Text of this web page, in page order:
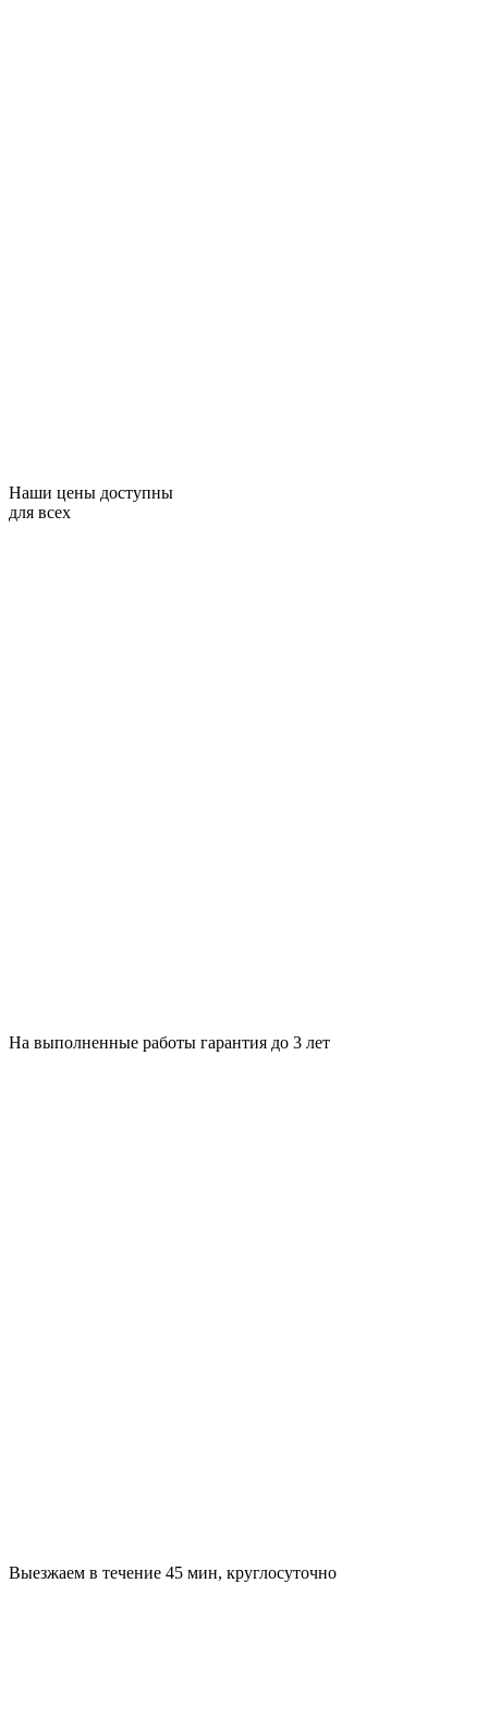
Наши цены доступны
для всех
На выполненные работы гарантия до 3 лет
Выезжаем в течение 45 мин, круглосуточно